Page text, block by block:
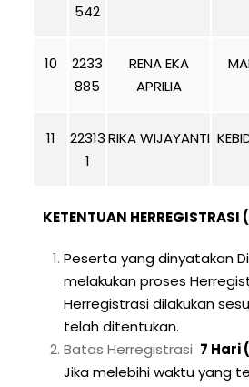
542
10
2233
885
RENA EKA
APRILIA
11
22313
1
RIKA WIJAYANTI
KETENTUAN
Peserta yang dinyatakan
melakukan proses
Herregistrasi dilakukan
telah ditentukan.
Batas Herregistrasi 7 Hari
Jika melebihi waktu yang